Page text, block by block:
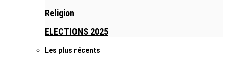
Religion
ELECTIONS 2025
Les plus récents